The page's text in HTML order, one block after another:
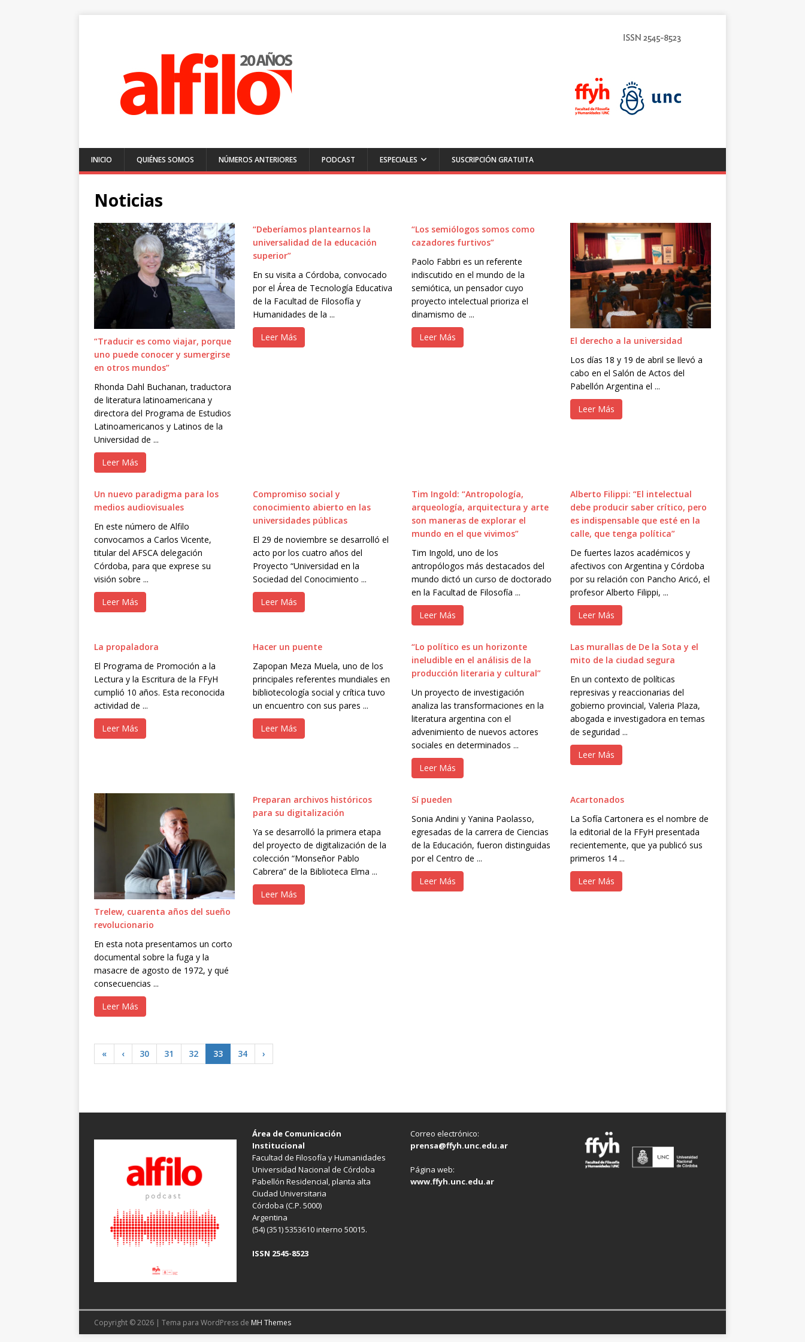
INICIO QUIÉNES SOMOS NÚMEROS ANTERIORES PODCAST ESPECIALES SUSCRIPCIÓN GRATUITA
Noticias
“Traducir es como viajar, porque
uno puede conocer y sumergirse
en otros mundos”
Rhonda Dahl Buchanan, traductora
de literatura latinoamericana y
directora del Programa de Estudios
Latinoamericanos y Latinos de la
Universidad de ...
Leer Más
“Deberíamos plantearnos la
universalidad de la educación
superior”
En su visita a Córdoba, convocado
por el Área de Tecnología Educativa
de la Facultad de Filosofía y
Humanidades de la ...
Leer Más
“Los semió­logos somos como
cazadores furtivos”
Paolo Fabbri es un referente
indiscutido en el mundo de la
semiótica, un pensador cuyo
proyecto intelectual prioriza el
dinamismo de ...
Leer Más
El derecho a la universidad
Los días 18 y 19 de abril se llevó a
cabo en el Salón de Actos del
Pabellón Argentina el ...
Leer Más
Un nuevo paradigma para los
medios audiovisuales
En este número de Alfilo
convocamos a Carlos Vicente,
titular del AFSCA delegación
Córdoba, para que exprese su
visión sobre ...
Leer Más
Compromiso social y
conocimiento abierto en las
universidades públicas
El 29 de noviembre se desarrolló el
acto por los cuatro años del
Proyecto “Universidad en la
Sociedad del Conocimiento ...
Leer Más
Tim Ingold: “Antropología,
arqueología, arquitectura y arte
son maneras de explorar el
mundo en el que vivimos”
Tim Ingold, uno de los
antropólogos más destacados del
mundo dictó un curso de doctorado
en la Facultad de Filosofía ...
Leer Más
Alberto Filippi: “El intelectual
debe producir saber crítico, pero
es indispensable que esté en la
calle, que tenga política”
De fuertes lazos académicos y
afectivos con Argentina y Córdoba
por su relación con Pancho Aricó, el
profesor Alberto Filippi, ...
Leer Más
La propaladora
El Programa de Promoción a la
Lectura y la Escritura de la FFyH
cumplió 10 años. Esta reconocida
actividad de ...
Leer Más
Hacer un puente
Zapopan Meza Muela, uno de los
principales referentes mundiales en
bibliotecología social y crítica tuvo
un encuentro con sus pares ...
Leer Más
“Lo político es un horizonte
ineludible en el análisis de la
producción literaria y cultural”
Un proyecto de investigación
analiza las transformaciones en la
literatura argentina con el
advenimiento de nuevos actores
sociales en determinados ...
Leer Más
Las murallas de De la Sota y el
mito de la ciudad segura
En un contexto de políticas
represivas y reaccionarias del
gobierno provincial, Valeria Plaza,
abogada e investigadora en temas
de seguridad ...
Leer Más
Trelew, cuarenta años del sueño
revolucionario
En esta nota presentamos un corto
documental sobre la fuga y la
masacre de agosto de 1972, y qué
consecuencias ...
Leer Más
Preparan archivos históricos
para su digitalización
Ya se desarrolló la primera etapa
del proyecto de digitalización de la
colección “Monseñor Pablo
Cabrera” de la Biblioteca Elma ...
Leer Más
Sí pueden
Sonia Andini y Yanina Paolasso,
egresadas de la carrera de Ciencias
de la Educación, fueron distinguidas
por el Centro de ...
Leer Más
Acartonados
La Sofía Cartonera es el nombre de
la editorial de la FFyH presentada
recientemente, que ya publicó sus
primeros 14 ...
Leer Más
« ‹ 30 31 32 33 34 ›
Área de Comunicación
Institucional
Facultad de Filosofía y Humanidades
Universidad Nacional de Córdoba
Pabellón Residencial, planta alta
Ciudad Universitaria
Córdoba (C.P. 5000)
Argentina
(54) (351) 5353610 interno 50015.
ISSN 2545-8523
Correo electrónico:
prensa@ffyh.unc.edu.ar
Página web:
www.ffyh.unc.edu.ar
Copyright © 2026 | Tema para WordPress de MH Themes